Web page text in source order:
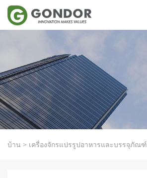
บ้าน > เครื่องจักรแปรรูปอาหารและบรรจุภัณฑ์